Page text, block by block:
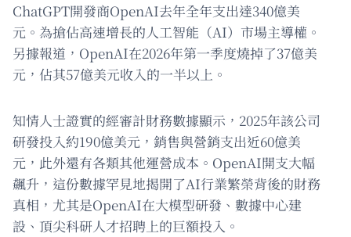
ChatGPT開發商OpenAI去年全年支出達340億美
元。為搶佔高速增長的人工智能（AI）市場主導權。
另據報道，OpenAI在2026年第一季度燒掉了37億美
元，佔其57億美元收入的一半以上。
知情人士證實的經審計財務數據顯示，2025年該公司
研發投入約190億美元，銷售與營銷支出近60億美
元，此外還有各類其他運營成本。OpenAI開支大幅
飆升，這份數據罕見地揭開了AI行業繁榮背後的財務
真相，尤其是OpenAI在大模型研發、數據中心建
設、頂尖科研人才招聘上的巨額投入。